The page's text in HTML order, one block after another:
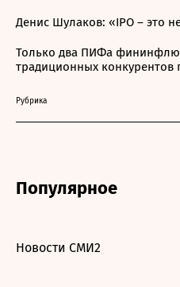
Денис Шулаков: «IPO – это
Только два ПИФа
традиционных конкурентов
Рубрика
Популярное
Новости СМИ2